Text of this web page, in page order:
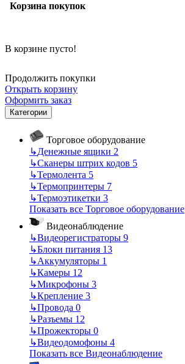
Корзина покупок
В корзине пусто!
Продолжить покупки
Открыть корзину
Оформить заказ
Категории
Торговое оборудование
↳Денежные ящики 2
↳Сканеры штрих кодов 5
↳Термолента 5
↳Термопринтеры 7
↳Термоэтикетки 3
Показать все Торговое оборудование
Видеонаблюдение
↳Видеорегистраторы 9
↳Блоки питания 13
↳Аккумуляторы 1
↳Камеры 12
↳Микрофоны 3
↳Крепление 3
↳Провода 0
↳Разъемы 12
↳Прожекторы 0
↳Видеодомофоны 4
Показать все Видеонаблюдение